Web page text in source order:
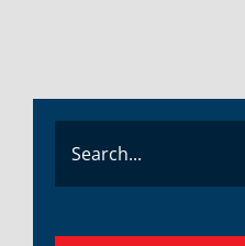
for: